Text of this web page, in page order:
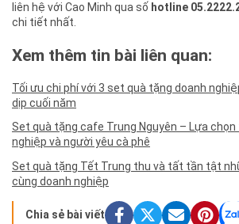
liên hệ với Cao Minh qua số hotline
chi tiết nhất.
Xem thêm tin bài liên quan:
Tối ưu chi phí với 3 set quà tặng doanh
dịp cuối năm
Set quà tặng cafe Trung Nguyên – Lựa
nghiệp và người yêu cà phê
Set quà tặng Tết Trung thu và tất tần tật
cùng doanh nghiệp
Chia sẻ bài viết